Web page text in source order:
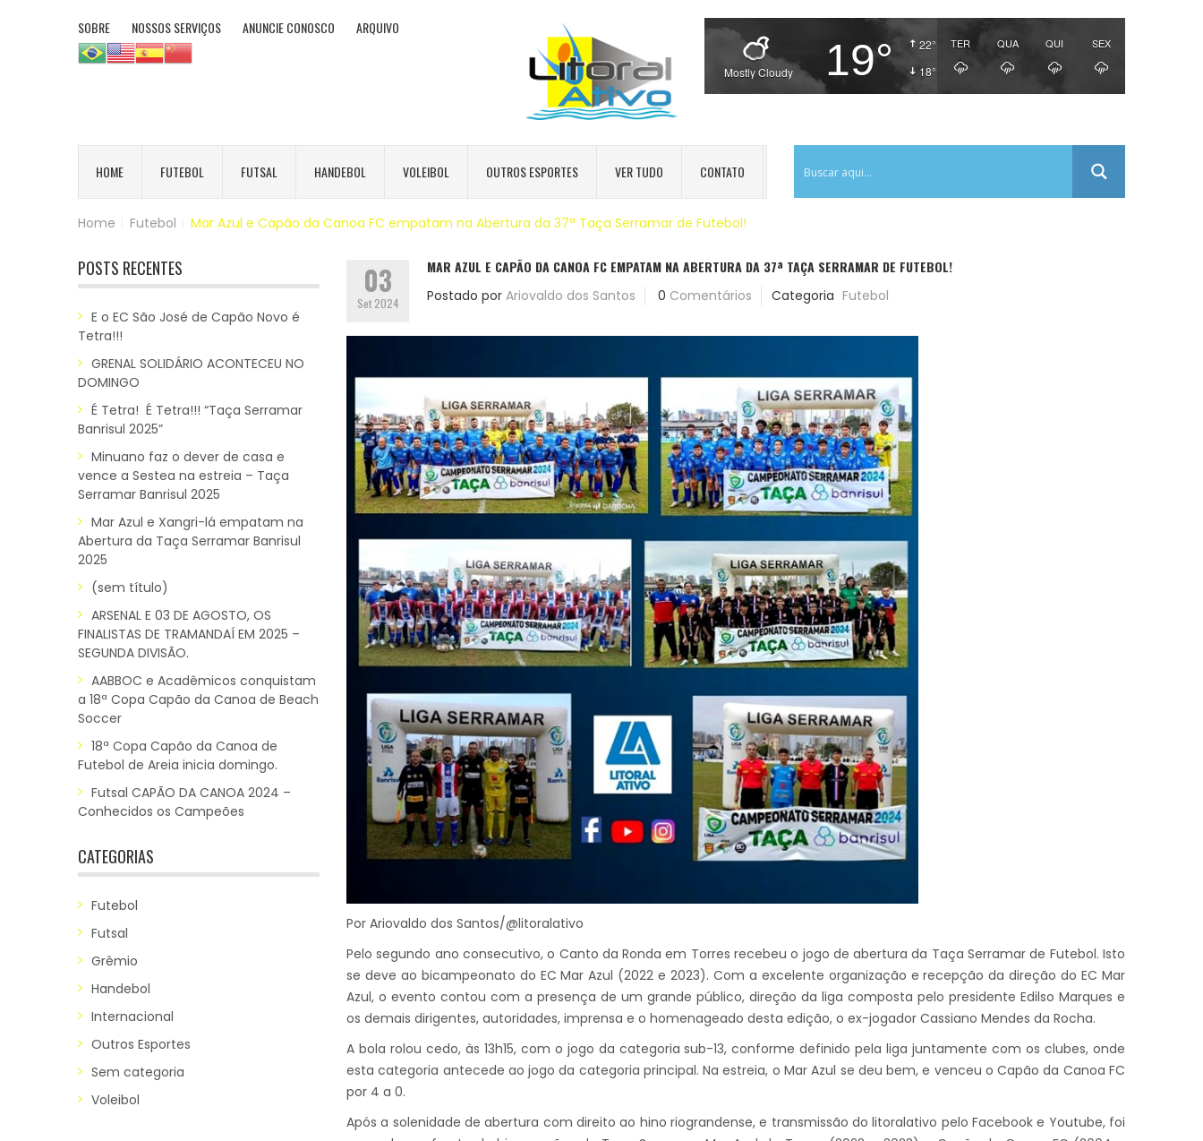
SOBRE NOSSOS SERVIÇOS ANUNCIE CONOSCO ARQUIVO
22°
18°
Mostly Cloudy 19° TER QUA QUI SEX
HOME FUTEBOL FUTSAL HANDEBOL VOLEIBOL OUTROS ESPORTES VER TUDO CONTATO
Home Futebol Mar Azul e Capão da Canoa FC empatam na Abertura da 37ª Taça Serramar de Futebol!
POSTS RECENTES
E o EC São José de Capão Novo é
Tetra!!!
GRENAL SOLIDÁRIO ACONTECEU NO
DOMINGO
É Tetra! É Tetra!!! “Taça Serramar
Banrisul 2025”
Minuano faz o dever de casa e
vence a Sestea na estreia – Taça
Serramar Banrisul 2025
Mar Azul e Xangri-lá empatam na
Abertura da Taça Serramar Banrisul
2025
(sem título)
ARSENAL E 03 DE AGOSTO, OS
FINALISTAS DE TRAMANDAÍ EM 2025 –
SEGUNDA DIVISÃO.
AABBOC e Acadêmicos conquistam
a 18ª Copa Capão da Canoa de Beach
Soccer
18ª Copa Capão da Canoa de
Futebol de Areia inicia domingo.
Futsal CAPÃO DA CANOA 2024 –
Conhecidos os Campeões
CATEGORIAS
Futebol
Futsal
Grêmio
Handebol
Internacional
Outros Esportes
Sem categoria
Voleibol
03
Set 2024
MAR AZUL E CAPÃO DA CANOA FC EMPATAM NA ABERTURA DA 37ª TAÇA SERRAMAR DE FUTEBOL!
Postado por Ariovaldo dos Santos 0 Comentários Categoria Futebol
Por Ariovaldo dos Santos/@litoralativo
Pelo segundo ano consecutivo, o Canto da Ronda em Torres recebeu o jogo de abertura da Taça Serramar de Futebol. Isto
se deve ao bicampeonato do EC Mar Azul (2022 e 2023). Com a excelente organização e recepção da direção do EC Mar
Azul, o evento contou com a presença de um grande público, direção da liga composta pelo presidente Edilso Marques e
os demais dirigentes, autoridades, imprensa e o homenageado desta edição, o ex-jogador Cassiano Mendes da Rocha.
A bola rolou cedo, às 13h15, com o jogo da categoria sub-13, conforme definido pela liga juntamente com os clubes, onde
esta categoria antecede ao jogo da categoria principal. Na estreia, o Mar Azul se deu bem, e venceu o Capão da Canoa FC
por 4 a 0.
Após a solenidade de abertura com direito ao hino riograndense, e transmissão do litoralativo pelo Facebook e Youtube, foi